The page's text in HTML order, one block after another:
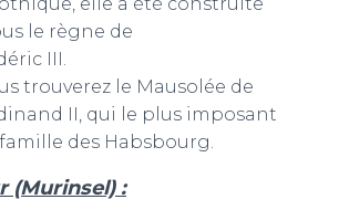
le règne de
III.
trouverez le Mausolée de
II, qui le plus imposant
des Habsbourg.
(Murinsel) :